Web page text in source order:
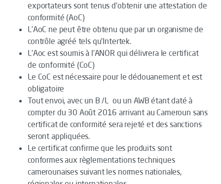
exportateurs sont tenus d'obtenir une attestation de
conformité (AoC)
L’AoC ne peut être obtenu que par un organisme de
contrôle agréé tels qu’Intertek.
L'Aoc est soumis à l’ANOR qui délivrera le certificat
de conformité (CoC)
Le CoC est nécessaire pour le dédouanement et est
obligatoire
Tout envoi, avec un B /L ou un AWB étant daté à
compter du 30 Août 2016 arrivant au Cameroun sans
certificat de conformité sera rejeté et des sanctions
seront appliquées.
Le certificat confirme que les produits sont
conformes aux règlementations techniques
camerounaises suivant les normes nationales,